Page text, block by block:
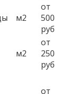
м2
от
500
руб
м2
от
250
руб
от